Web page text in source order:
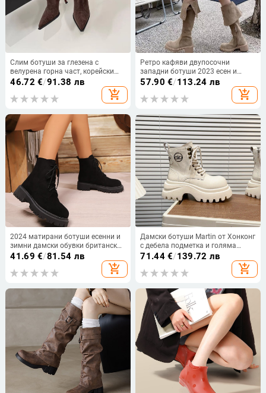
Слим ботуши за глезена с
велурена горна част, корейски
стил, 6-8 см висок ток
46.72 €/91.38 лв
add_shopping_cart
Ретро кафяви двупосочни
западни ботуши 2023 есен и
зима Нови високи ботуши с
дебел ток, ботуши над коляното с
катарама, рицарски ботуши
57.90 €/113.24 лв
add_shopping_cart
2024 матирани ботуши есенни и
зимни дамски обувки британски
стил ботуши Martin дамски нови
външни търговски плюс размер с
къси ботуши жени на едро
41.69 €/81.54 лв
add_shopping_cart
Дамски ботуши Martin от Хонконг
с дебела подметка и голяма
глава, естествена кожа, 2025,
пролет и есен, нова мода, големи
жълти ботуши, британски
ток
71.44€/139.72 лв
add_shopping_cart